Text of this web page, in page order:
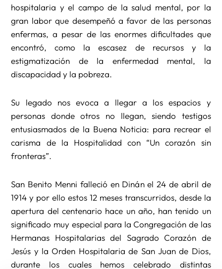
hospitalaria y el campo de la salud mental, por la
gran labor que desempeñó a favor de las personas
enfermas, a pesar de las enormes dificultades que
encontró, como la escasez de recursos y la
estigmatización de la enfermedad mental, la
discapacidad y la pobreza.
Su legado nos evoca a llegar a los espacios y
personas donde otros no llegan, siendo testigos
entusiasmados de la Buena Noticia: para recrear el
carisma de la Hospitalidad con “Un corazón sin
fronteras”.
San Benito Menni falleció en Dinán el 24 de abril de
1914 y por ello estos 12 meses transcurridos, desde la
apertura del centenario hace un año, han tenido un
significado muy especial para la Congregación de las
Hermanas Hospitalarias del Sagrado Corazón de
Jesús y la Orden Hospitalaria de San Juan de Dios,
durante los cuales hemos celebrado distintas